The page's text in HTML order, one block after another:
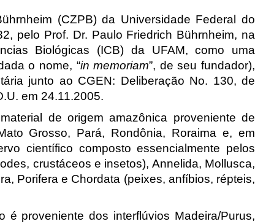
(CZPB) da Universidade Federal do
pelo Prof. Dr. Paulo Friedrich Bührnheim, na
Biológicas (ICB) da UFAM, como uma
o nome, “in memoriam”, de seu fundador),
junto ao CGEN: Deliberação No. 130, de
em 24.11.2005.
de origem amazônica proveniente de
Grosso, Pará, Rondônia, Roraima e, em
científico composto essencialmente pelos
crustáceos e insetos), Annelida, Mollusca,
Porifera e Chordata (peixes, anfíbios, répteis,
proveniente dos interflúvios Madeira/Purus,